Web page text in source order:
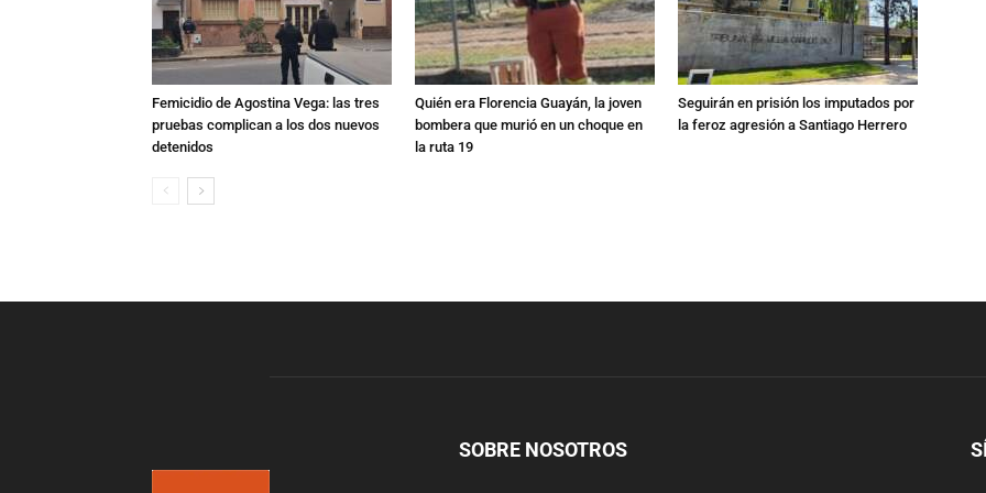
Femicidio de Agostina Vega: las tres
pruebas complican a los dos nuevos
detenidos
Quién era Florencia Guayán, la joven
bombera que murió en un choque en
la ruta 19
Seguirán en prisión los imputados por
la feroz agresión a Santiago Herrero
SOBRE NOSOTROS